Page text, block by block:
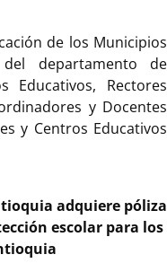
de los Municipios
departamento de
Educativos, Rectores
y Docentes
y Centros Educativos
adquiere póliza
escolar para los